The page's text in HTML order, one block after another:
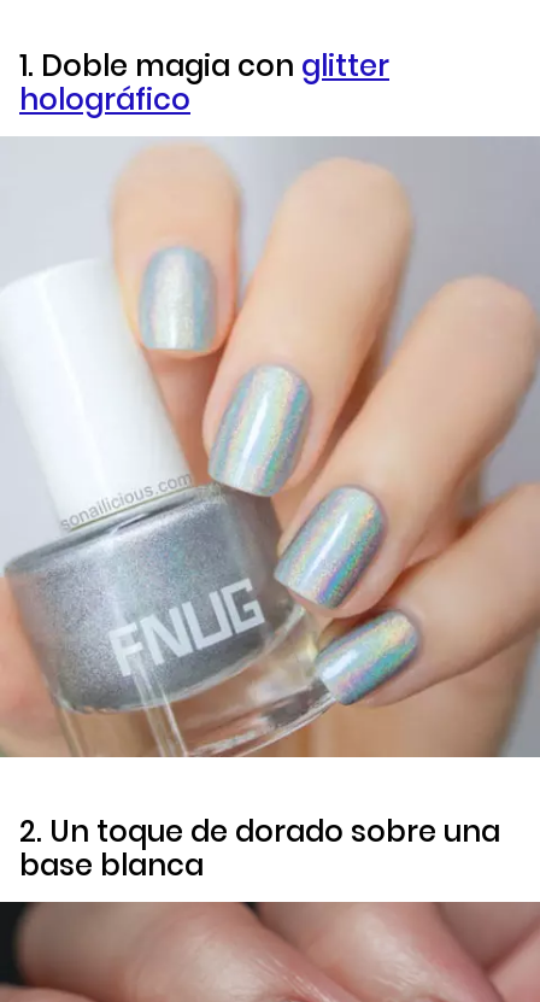
1. Doble magia con glitter
holográfico
2. Un toque de dorado sobre una
base blanca